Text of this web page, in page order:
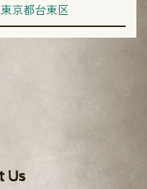
東京都台東区
Us